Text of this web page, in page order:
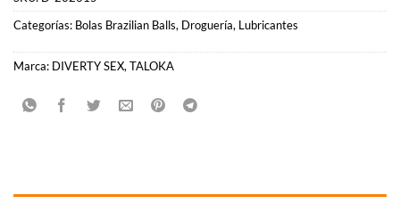
Categorías: Bolas Brazilian Balls, Droguería, Lubricantes
Marca: DIVERTY SEX,TALOKA